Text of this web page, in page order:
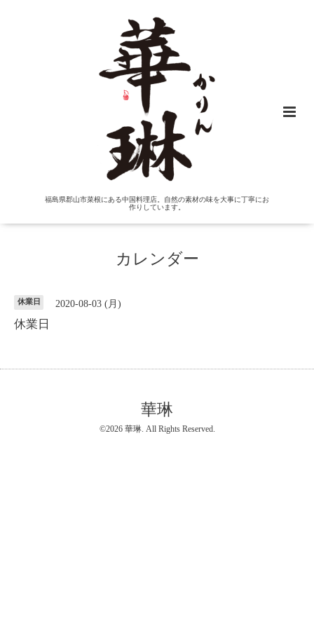
福島県郡山市菜根にある中国料理店。自然の素材の味を大事に丁寧にお
作りしています。
カレンダー
休業日 2020-08-03 (月)
休業日
華琳
©2026 華琳. All Rights Reserved.